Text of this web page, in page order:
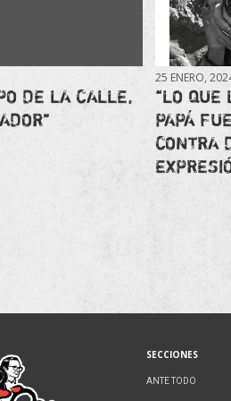
DE LA CALLE,
25 ENERO,
“LO QUE
PAPÁ
CONTRA
SECCIONES
ANTE TODO